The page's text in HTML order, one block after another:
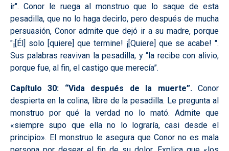
ir". Conor le ruega al monstruo que lo saque de esta
pesadilla, que no lo haga decirlo, pero después de mucha
persuasión, Conor admite que dejó ir a su madre, porque
"¡[Él] solo [quiere] que termine! ¡[Quiere] que se acabe! ".
Sus palabras reavivan la pesadilla, y “la recibe con alivio,
porque fue, al fin, el castigo que merecía”.
Capítulo 30: “Vida después de la muerte”. Conor
despierta en la colina, libre de la pesadilla. Le pregunta al
monstruo por qué la verdad no lo mató. Admite que
«siempre supo que ella no lo lograría, casi desde el
principio». El monstruo le asegura que Conor no es mala